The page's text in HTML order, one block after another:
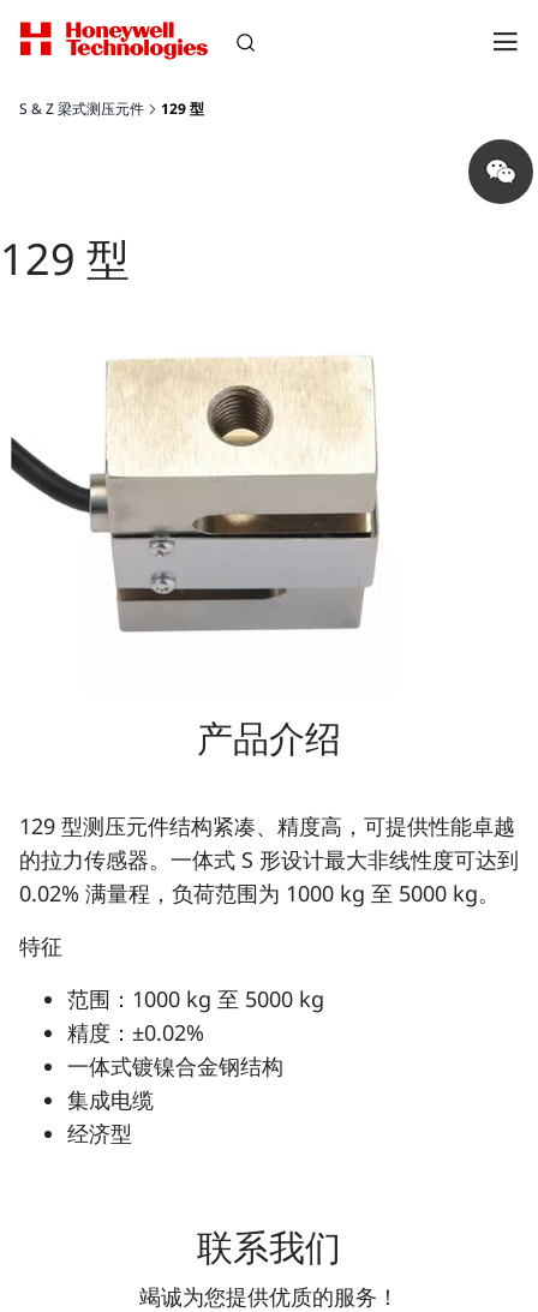
S & Z 梁式测压元件 129 型
Share
on
wechat
129 型
产品介绍
129 型测压元件结构紧凑、精度高，可提供性能卓越
的拉力传感器。一体式 S 形设计最大非线性度可达到
0.02% 满量程，负荷范围为 1000 kg 至 5000 kg。
特征
范围：1000 kg 至 5000 kg
精度：±0.02%
一体式镀镍合金钢结构
集成电缆
经济型
联系我们
竭诚为您提供优质的服务！